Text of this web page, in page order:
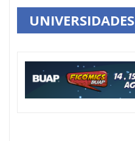
UNIVERSIDADES